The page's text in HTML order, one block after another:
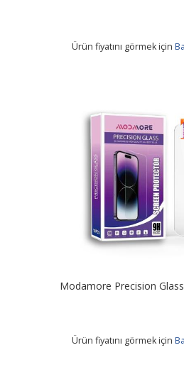
Ürün fiyatını görmek için
Modamore Precision
Ürün fiyatını görmek için